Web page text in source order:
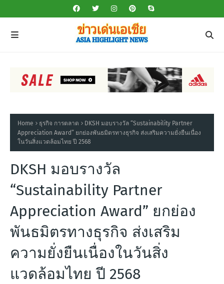
Home ธุรกิจ การตลาด
DKSH มอบรางวัล “Sustainability Partner
Appreciation Award” ยกย่องพันธมิตรทางธุรกิจ ส่งเสริมความยั่งยืนเนื่อง
ในวันสิ่งแวดล้อมไทย ปี 2568
DKSH มอบรางวัล
“Sustainability Partner
Appreciation Award” ยกย่อง
พันธมิตรทางธุรกิจ ส่งเสริม
ความยั่งยืนเนื่องในวันสิ่ง
แวดล้อมไทย ปี 2568